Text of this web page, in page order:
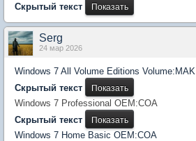
Скрытый текст
Serg
24 мар 2026
Windows 7 All Volume Editions Volume:MAK
Скрытый текст
Windows 7 Professional OEM:COA
Скрытый текст
Windows 7 Home Basic OEM:COA